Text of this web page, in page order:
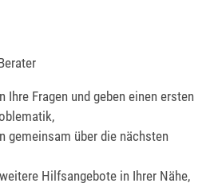
Ihre Fragen und geben einen ersten
gemeinsam über die nächsten
Hilfsangebote in Ihrer Nähe,